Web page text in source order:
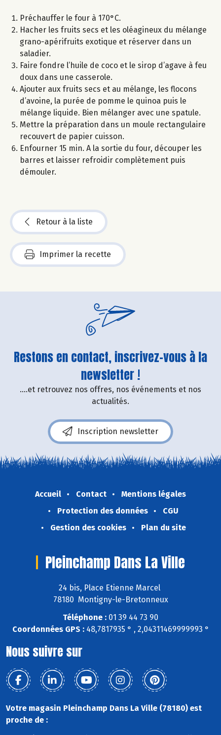
Préchauffer le four à 170°C.
Hacher les fruits secs et les oléagineux du mélange
grano-apérifruits exotique et réserver dans un
saladier.
Faire fondre l’huile de coco et le sirop d’agave à feu
doux dans une casserole.
Ajouter aux fruits secs et au mélange, les flocons
d’avoine, la purée de pomme le quinoa puis le
mélange liquide. Bien mélanger avec une spatule.
Mettre la préparation dans un moule rectangulaire
recouvert de papier cuisson.
Enfourner 15 min. A la sortie du four, découper les
barres et laisser refroidir complètement puis
démouler.
Retour à la liste
Imprimer la recette
Restons en contact, inscrivez-vous à la
newsletter !
....et retrouvez nos offres, nos événements et nos
actualités.
Inscription newsletter
Accueil Contact
Mentions légales
Protection des données
CGU
Gestion des cookies
Plan du site
Pleinchamp Dans La Ville
24 bis, Place Etienne Marcel
78180 Montigny-le-Bretonneux
Téléphone : 01 39 44 73 90
Coordonnées GPS :48,7817935 ° , 2,04311469999993 °
Nous suivre sur
Votre magasin Pleinchamp Dans La Ville (78180) est
proche de :